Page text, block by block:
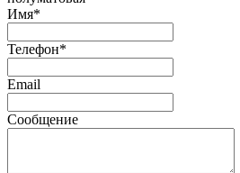
Имя*
Телефон*
Email
Сообщение